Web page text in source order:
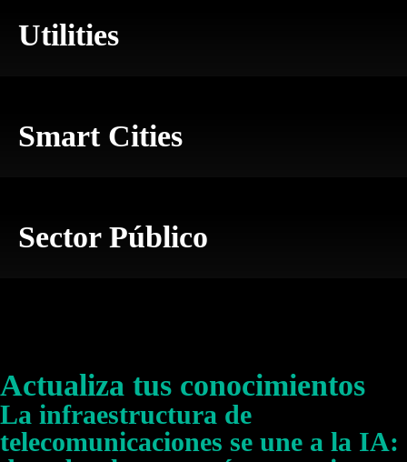
Utilities
Smart Cities
Sector Público
Actualiza tus conocimientos
La infraestructura de
telecomunicaciones se une a la IA: